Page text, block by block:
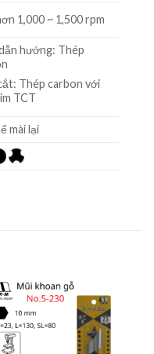
1,000 ~ 1,500 rpm
hướng: Thép
Thép carbon với
TCT
mài lại